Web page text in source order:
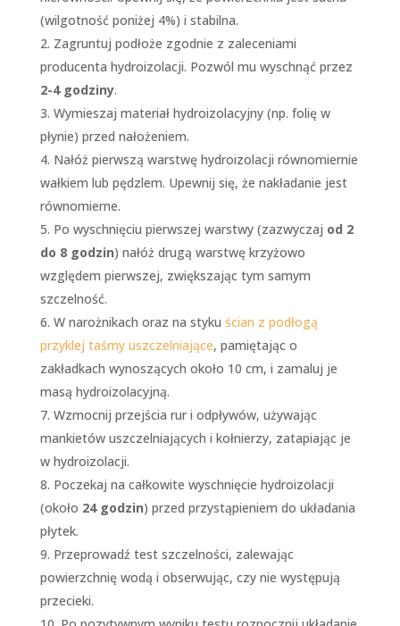
(wilgotność poniżej 4%) i stabilna.
Zagruntuj podłoże zgodnie z zaleceniami
producenta hydroizolacji. Pozwól mu wyschnąć przez
2-4 godziny.
Wymieszaj materiał hydroizolacyjny (np. folię w
płynie) przed nałożeniem.
Nałóż pierwszą warstwę hydroizolacji równomiernie
wałkiem lub pędzlem. Upewnij się, że nakładanie jest
równomierne.
Po wyschnięciu pierwszej warstwy (zazwyczaj od 2
do 8 godzin) nałóż drugą warstwę krzyżowo
względem pierwszej, zwiększając tym samym
szczelność.
W narożnikach oraz na styku ścian z podłogą
przyklej taśmy uszczelniające, pamiętając o
zakładkach wynoszących około 10 cm, i zamaluj je
masą hydroizolacyjną.
Wzmocnij przejścia rur i odpływów, używając
mankietów uszczelniających i kołnierzy, zatapiając je
w hydroizolacji.
Poczekaj na całkowite wyschnięcie hydroizolacji
(około 24 godzin) przed przystąpieniem do układania
płytek.
Przeprowadź test szczelności, zalewając
powierzchnię wodą i obserwując, czy nie występują
przecieki.